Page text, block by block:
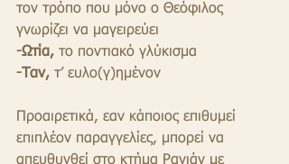
τον τρόπο που μόνο ο Θεόφιλος
γνωρίζει να μαγειρεύει
-Ωτία, το ποντιακό γλύκισμα
-Ταν, τ’ ευλο(γ)ημένον
Προαιρετικά, εαν κάποιος επιθυμεί
επιπλέον παραγγελίες, μπορεί να
απευθυνθεί στο κτήμα Ραγιάν με